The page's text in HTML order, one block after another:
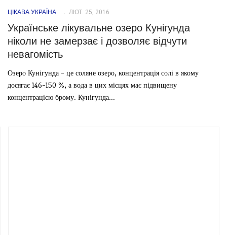
ЦІКАВА УКРАЇНА ЛЮТ. 25, 2016
Українське лікувальне озеро Кунігунда
ніколи не замерзає і дозволяє відчути
невагомість
Озеро Кунігунда - це соляне озеро, концентрація солі в якому
досягає 146-150 %, а вода в цих місцях має підвищену
концентрацією брому. Кунігунда...